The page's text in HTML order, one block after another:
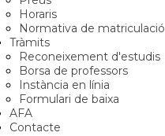
Horaris
Normativa de matriculació
Tràmits
Reconeixement d'estudis
Borsa de professors
Instància en línia
Formulari de baixa
AFA
Contacte